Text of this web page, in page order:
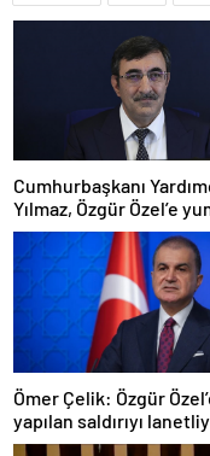
Cumhurbaşkanı
Yılmaz, Özgür Özel’e
saldırıyı kınadı
Ömer Çelik: Özgür
yapılan saldırıyı